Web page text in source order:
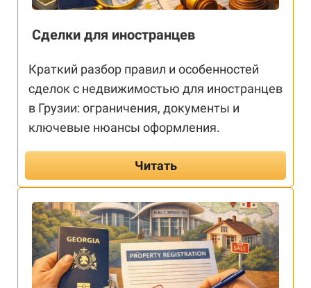
Сделки для иностранцев
Краткий разбор правил и особенностей
сделок с недвижимостью для иностранцев
в Грузии: ограничения, документы и
ключевые нюансы оформления.
Читать